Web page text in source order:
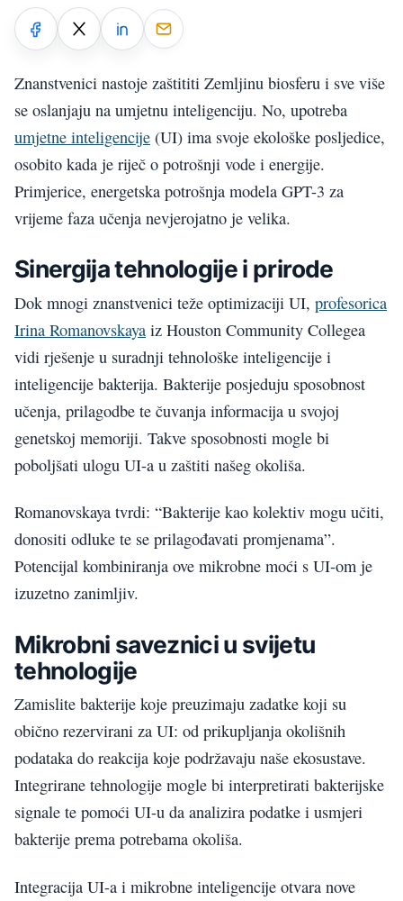
Znanstvenici nastoje zaštititi Zemljinu biosferu i sve više
se oslanjaju na umjetnu inteligenciju. No, upotreba
umjetne inteligencije (UI) ima svoje ekološke posljedice,
osobito kada je riječ o potrošnji vode i energije.
Primjerice, energetska potrošnja modela GPT-3 za
vrijeme faza učenja nevjerojatno je velika.
Sinergija tehnologije i prirode
Dok mnogi znanstvenici teže optimizaciji UI, profesorica
Irina Romanovskaya iz Houston Community Collegea
vidi rješenje u suradnji tehnološke inteligencije i
inteligencije bakterija. Bakterije posjeduju sposobnost
učenja, prilagodbe te čuvanja informacija u svojoj
genetskoj memoriji. Takve sposobnosti mogle bi
poboljšati ulogu UI-a u zaštiti našeg okoliša.
Romanovskaya tvrdi: “Bakterije kao kolektiv mogu učiti,
donositi odluke te se prilagođavati promjenama”.
Potencijal kombiniranja ove mikrobne moći s UI-om je
izuzetno zanimljiv.
Mikrobni saveznici u svijetu
tehnologije
Zamislite bakterije koje preuzimaju zadatke koji su
obično rezervirani za UI: od prikupljanja okolišnih
podataka do reakcija koje podržavaju naše ekosustave.
Integrirane tehnologije mogle bi interpretirati bakterijske
signale te pomoći UI-u da analizira podatke i usmjeri
bakterije prema potrebama okoliša.
Integracija UI-a i mikrobne inteligencije otvara nove